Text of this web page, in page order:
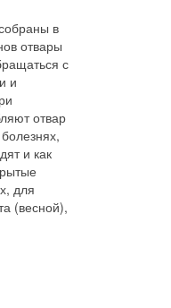
в
отвары
с
и
отвар
и как
для
(весной),